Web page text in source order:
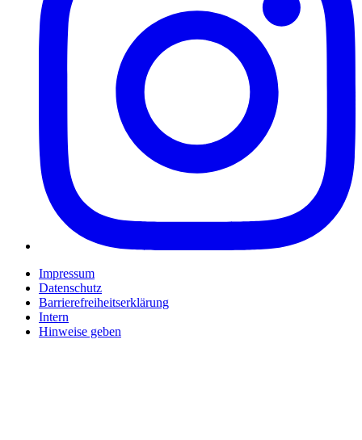
Impressum
Datenschutz
Barrierefreiheitserklärung
Intern
Hinweise geben